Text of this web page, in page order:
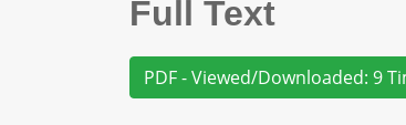
Full Text
PDF - Viewed/Downloaded: 9